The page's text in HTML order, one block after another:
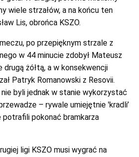
wiele strzałów, a na końcu ten
Lis, obrońca KSZO.
po przepięknym strzale z
w 44 minucie zdobył Mateusz
drugą żółtą, a w konsekwencji
Patryk Romanowski z Resovii.
byli jednak w stanie wykorzystać
– rywale umiejętnie 'kradli’
potrafili pokonać bramkarza
ligi KSZO musi wygrać na